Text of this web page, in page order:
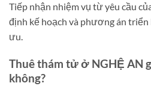
Tiếp nhận nhiệm vụ từ yêu cầu
định kế hoạch và phương án
ưu.
Thuê thám tử ở NGHỆ AN
không?